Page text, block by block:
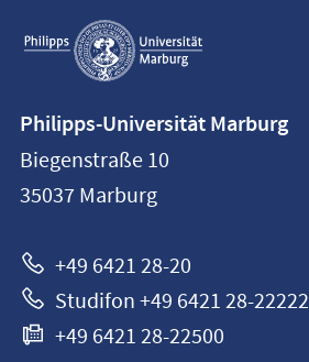
Service-
Navigation
Philipps-
Universität
Marburg
Philipps-Universität Marburg
Biegenstraße 10
35037 Marburg
+49 6421 28-20
Studifon +49 6421 28-22222
+49 6421 28-22500